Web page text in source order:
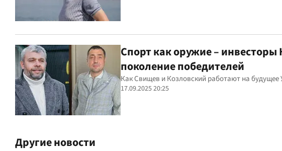
Спорт как оружие –
поколение победителей
Как Свищев и Козловский работают на будущее
17.09.2025 20:25
Другие новости